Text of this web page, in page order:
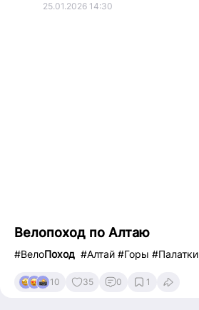
25.01.2026 14:30
Велопоход по Алтаю
#ВелоПоход #Алтай #Горы #Палатки
10 35 0 1